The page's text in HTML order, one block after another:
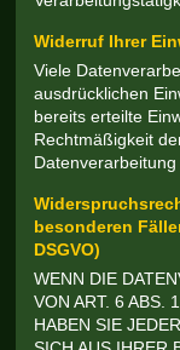
Widerruf Ihrer
Viele
ausdrücklichen
bereits erteilte
Rechtmäßigkeit
besonderen
DSGVO)
WENN DIE
VON ART. 6 ABS.
HABEN SIE